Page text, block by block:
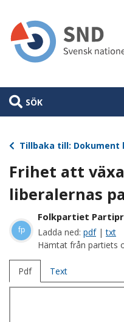
huvudinnehåll
SÖK
Tillbaka till:
Frihet att
liberalernas
fp
Folkpartiet
Ladda ned: pdf|txt
Hämtat från partiets
Pdf Text